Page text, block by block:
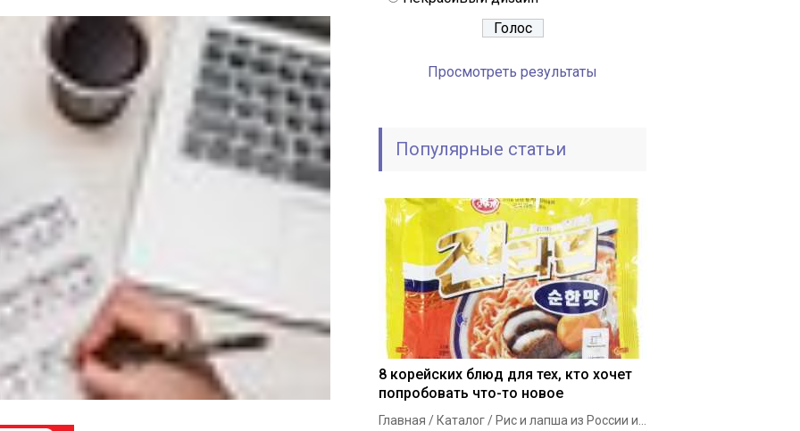
Просмотреть результаты
Популярные статьи
8 корейских блюд для тех, кто хочет
попробовать что-то новое
Главная / Каталог / Рис и лапша из России и...